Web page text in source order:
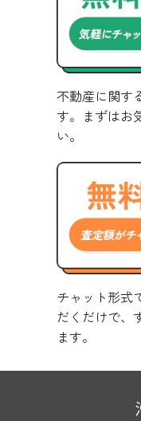
不動産に関す
す。まずはお
い。
チャット形式
だくだけで、
ます。